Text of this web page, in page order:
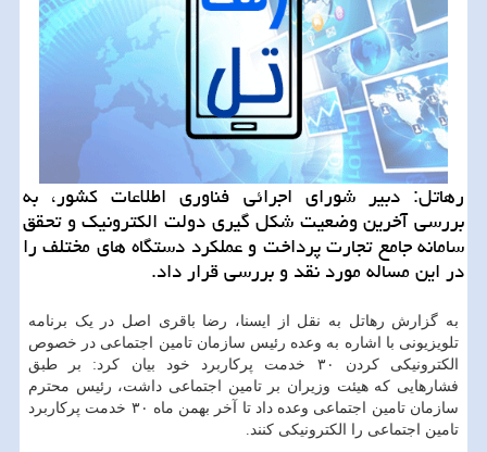
رهاتل: دبیر شورای اجرائی فناوری اطلاعات کشور، به
بررسی آخرین وضعیت شکل گیری دولت الکترونیک و تحقق
سامانه جامع تجارت پرداخت و عملکرد دستگاه های مختلف را
در این مساله مورد نقد و بررسی قرار داد.
به گزارش رهاتل به نقل از ایسنا، رضا باقری اصل در یک برنامه
تلویزیونی با اشاره به وعده رئیس سازمان تامین اجتماعی در خصوص
الکترونیکی کردن ۳۰ خدمت پرکاربرد خود بیان کرد: بر طبق
فشارهایی که هیئت وزیران بر تامین اجتماعی داشت، رئیس محترم
سازمان تامین اجتماعی وعده داد تا آخر بهمن ماه ۳۰ خدمت پرکاربرد
تامین اجتماعی را الکترونیکی کنند.